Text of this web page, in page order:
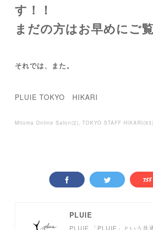
す！！
まだの方はお早めにご覧
それでは、また。
PLUIE TOKYO HIKARI
Mitoma Online Salon (2) TOKYO STAFF HIKARI (93)
PLUIE
PLUIE 「PLUIE」という共